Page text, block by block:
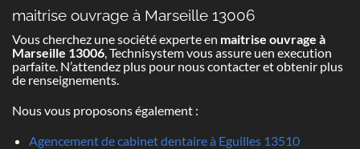
maitrise ouvrage à Marseille 13006
Vous cherchez une société experte en maitrise ouvrage à
Marseille 13006, Technisystem vous assure uen execution
parfaite. N’attendez plus pour nous contacter et obtenir plus
de renseignements.
Nous vous proposons également :
Agencement de cabinet dentaire à Eguilles 13510